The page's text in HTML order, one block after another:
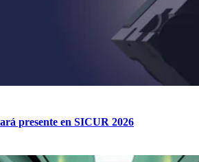
presente en SICUR 2026